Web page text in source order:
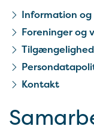
Information og
Foreninger og
Kontakt